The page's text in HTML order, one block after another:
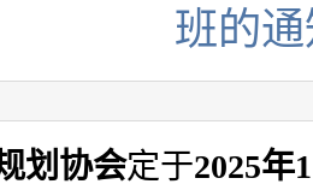
班的
划协会定于2025年